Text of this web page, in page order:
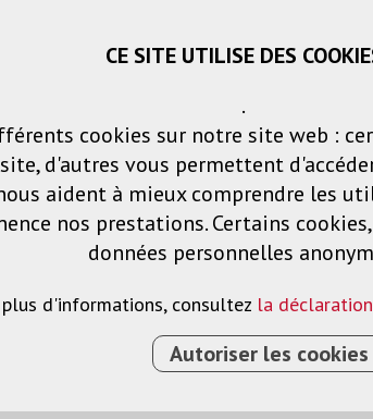
Panier Listes de
Produits Solutions
CE SITE UTILISE DES
.
cookies sur notre site web :
d'autres vous permettent
aident à mieux comprendre les
nos prestations. Certains
données personnelles
d'informations, consultez la
Autoriser les